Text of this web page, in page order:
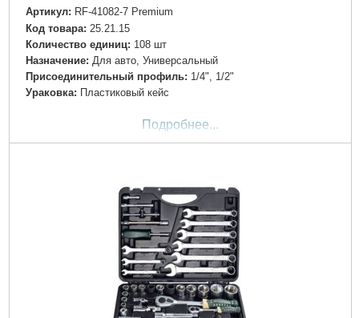
Артикул: RF-41082-7 Premium
Код товара: 25.21.15
Количество единиц: 108 шт
Назначение: Для авто, Универсальный
Пpиcoeдинитeльный пpoфиль: 1/4", 1/2"
Ураковка: Пластиковый кейс
Подробнее...